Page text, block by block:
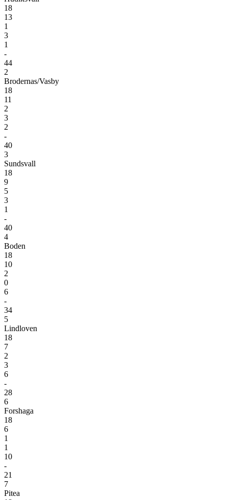
18
13
1
3
1
-
44
2
Brodernas/Vasby
18
11
2
3
2
-
40
3
Sundsvall
18
9
5
3
1
-
40
4
Boden
18
10
2
0
6
-
34
5
Lindloven
18
7
2
3
6
-
28
6
Forshaga
18
6
1
1
10
-
21
7
Pitea